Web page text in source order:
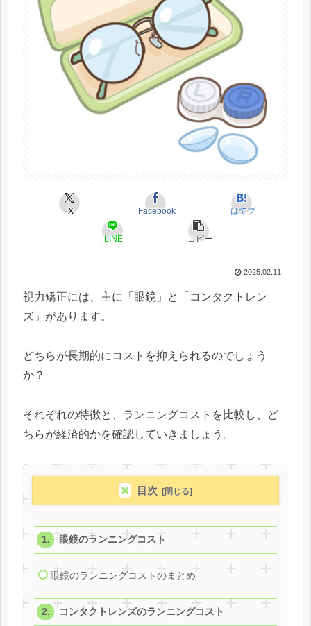
X Facebook はてブ
LINE コピー
2025.02.11
視力矯正には、主に「眼鏡」と「コンタクトレン
ズ」があります。
どちらが長期的にコストを抑えられるのでしょう
か？
それぞれの特徴と、ランニングコストを比較し、ど
ちらが経済的かを確認していきましょう。
目次
眼鏡のランニングコスト
眼鏡のランニングコストのまとめ
コンタクトレンズのランニングコスト